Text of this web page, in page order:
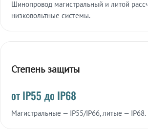
Шинопровод магистральный и литой
низковольтные системы.
Степень защиты
от IP55 до IP68
Магистральные — IP55/IP66, литые — IP68.